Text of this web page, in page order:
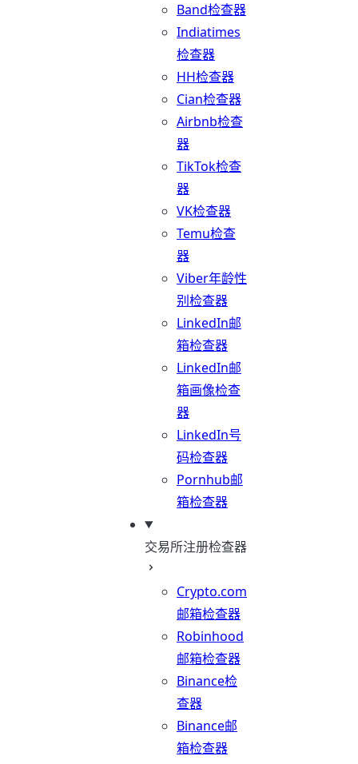
Band检查器
Indiatimes
检查器
HH检查器
Cian检查器
Airbnb检查
器
TikTok检查
器
VK检查器
Temu检查
器
Viber年龄性
别检查器
LinkedIn邮
箱检查器
LinkedIn邮
箱画像检查
器
LinkedIn号
码检查器
Pornhub邮
箱检查器
交易所注册检查器
Crypto.com
邮箱检查器
Robinhood
邮箱检查器
Binance检
查器
Binance邮
箱检查器